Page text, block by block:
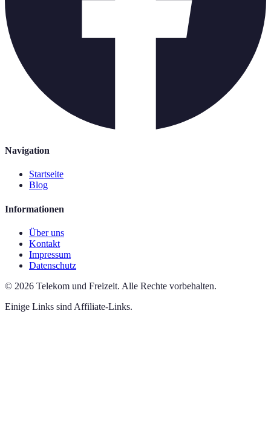
Navigation
Startseite
Blog
Informationen
Über uns
Kontakt
Impressum
Datenschutz
© 2026 Telekom und Freizeit. Alle Rechte vorbehalten.
Einige Links sind Affiliate-Links.